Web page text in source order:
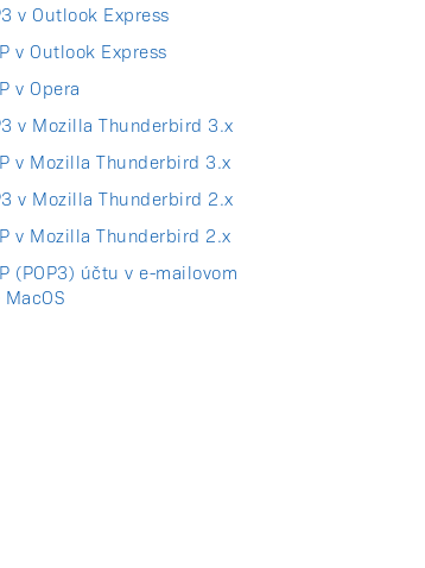
v Outlook Express
v Outlook Express
v Opera
v Mozilla Thunderbird 3.x
v Mozilla Thunderbird 3.x
v Mozilla Thunderbird 2.x
v Mozilla Thunderbird 2.x
(POP3) účtu v e-mailovom